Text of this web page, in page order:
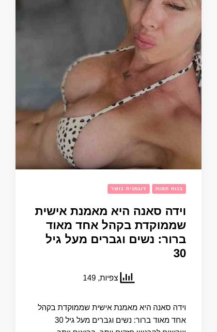
בנות חמות דוגמנית כושר
וידה סאנה היא מאמנת אישית
שממוקדת בקהל אחד מאוד
ברור: נשים וגברים מעל גיל
30
צפיות, 149
וידה סאנה היא מאמנת אישית שממוקדת בקהל
אחד מאוד ברור: נשים וגברים מעל גיל 30